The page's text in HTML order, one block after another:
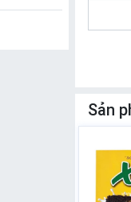
Sản